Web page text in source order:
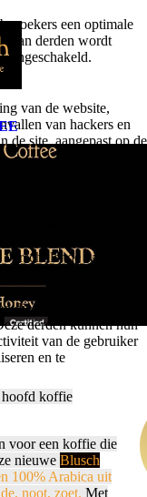
hoofd koffie
voor een koffie die
nieuwe Blusch
100% Arabica uit
noot, zoet. Met
een optimale
van derden wordt
ingeschakeld.
van de website,
van hackers en
de site, aangepast op de
websites.
die door derden op
derden kunnen hun
van de gebruiker
en te